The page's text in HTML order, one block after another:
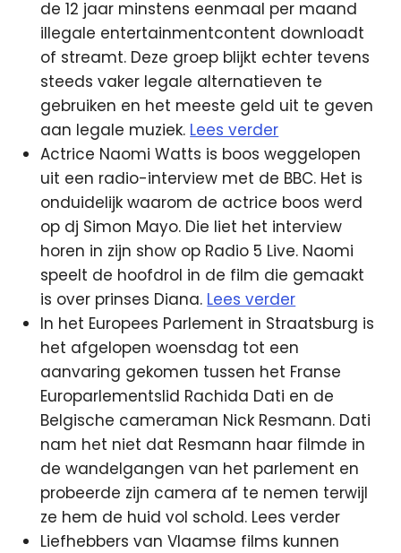
de 12 jaar minstens eenmaal per maand
illegale entertainmentcontent downloadt
of streamt. Deze groep blijkt echter tevens
steeds vaker legale alternatieven te
gebruiken en het meeste geld uit te geven
aan legale muziek. Lees verder
Actrice Naomi Watts is boos weggelopen
uit een radio-interview met de BBC. Het is
onduidelijk waarom de actrice boos werd
op dj Simon Mayo. Die liet het interview
horen in zijn show op Radio 5 Live. Naomi
speelt de hoofdrol in de film die gemaakt
is over prinses Diana. Lees verder
In het Europees Parlement in Straatsburg is
het afgelopen woensdag tot een
aanvaring gekomen tussen het Franse
Europarlementslid Rachida Dati en de
Belgische cameraman Nick Resmann. Dati
nam het niet dat Resmann haar filmde in
de wandelgangen van het parlement en
probeerde zijn camera af te nemen terwijl
ze hem de huid vol schold. Lees verder
Liefhebbers van Vlaamse films kunnen